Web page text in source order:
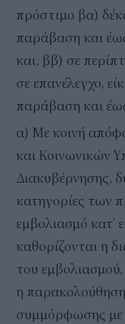
πρόστιμο βα)
παράβαση και
και, ββ) σε
σε επανέλεγχο,
παράβαση και
α) Με κοινή
και Κοινωνικών
Διακυβέρνησης,
κατηγορίες των
εμβολιασμό κατ’
καθορίζονται η
του
η παρακολούθηση
συμμόρφωσης με